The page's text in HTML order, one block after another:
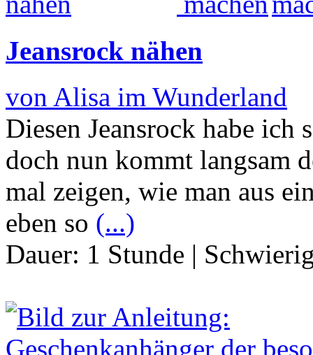
Jeansrock nähen
von Alisa im Wunderland
Diesen Jeansrock habe ich
doch nun kommt langsam
mal zeigen, wie man aus
eben so (...)
Dauer: 1 Stunde |